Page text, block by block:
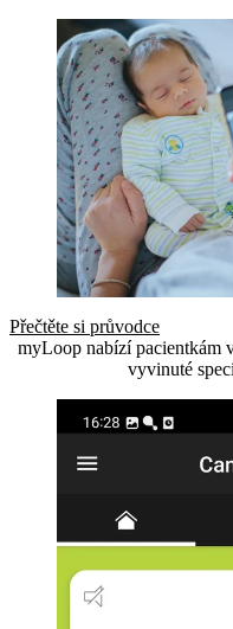
Přečtěte si průvodce
myLoop nabízí pacientkám
vyvinuté